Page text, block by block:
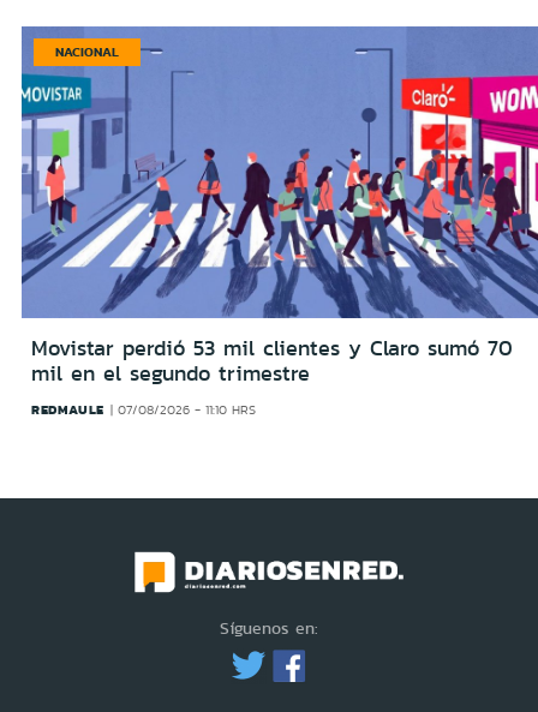
NACIONAL
Movistar perdió 53 mil clientes y Claro sumó 70
mil en el segundo trimestre
REDMAULE 07/08/2026 - 11:10 HRS
Síguenos en: